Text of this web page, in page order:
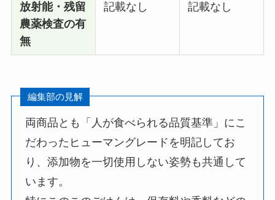
放射能・残留
農薬検査の有
無
記載なし 記載なし
編集部の見解
両商品とも「人が食べられる品質基準」にこ
だわったヒューマングレードを明記してお
り、添加物を一切使用しない姿勢も共通して
います。